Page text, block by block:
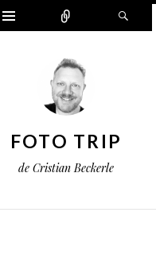
Widgets Connect
FOTO TRIP
de Cristian Beckerle